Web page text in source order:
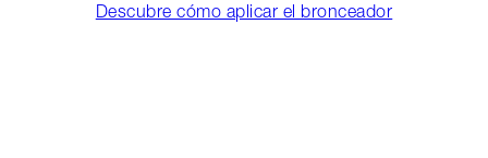
Descubre cómo aplicar el bronceador